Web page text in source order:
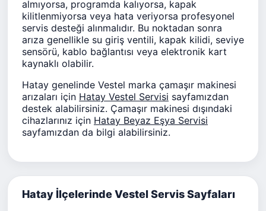
almıyorsa, programda kalıyorsa, kapak
kilitlenmiyorsa veya hata veriyorsa profesyonel
servis desteği alınmalıdır. Bu noktadan sonra
arıza genellikle su giriş ventili, kapak kilidi, seviye
sensörü, kablo bağlantısı veya elektronik kart
kaynaklı olabilir.
Hatay genelinde Vestel marka çamaşır makinesi
arızaları için Hatay Vestel Servisi sayfamızdan
destek alabilirsiniz. Çamaşır makinesi dışındaki
cihazlarınız için Hatay Beyaz Eşya Servisi
sayfamızdan da bilgi alabilirsiniz.
Hatay İlçelerinde Vestel Servis Sayfaları